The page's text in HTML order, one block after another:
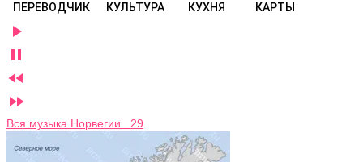
ПЕРЕВОДЧИК КУЛЬТУРА КУХНЯ КАРТЫ




Вся музыка Норвегии 29